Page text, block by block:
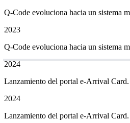
Q-Code evoluciona hacia un sistema
2023
Q-Code evoluciona hacia un sistema
2024
Lanzamiento del portal e-Arrival Card.
2024
Lanzamiento del portal e-Arrival Card.